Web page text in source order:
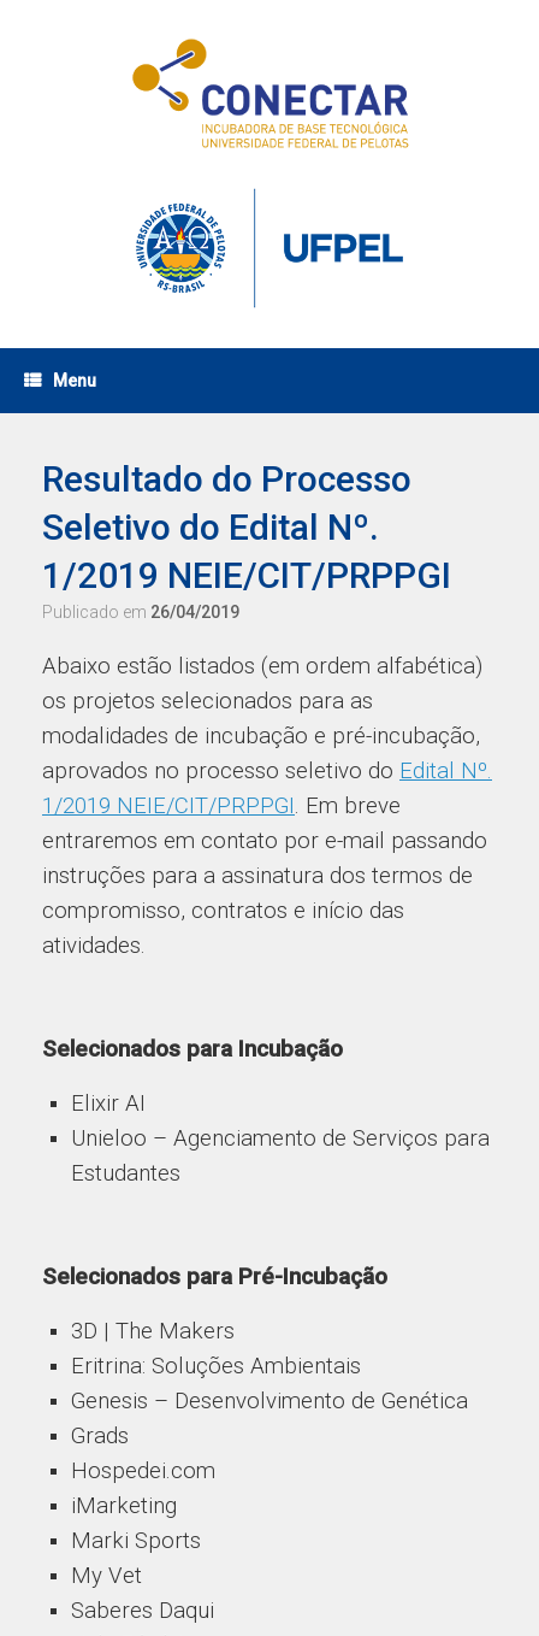
Menu
Resultado do Processo
Seletivo do Edital Nº.
1/2019 NEIE/CIT/PRPPGI
Publicado em 26/04/2019
Abaixo estão listados (em ordem alfabética)
os projetos selecionados para as
modalidades de incubação e pré-incubação,
aprovados no processo seletivo do Edital Nº.
1/2019 NEIE/CIT/PRPPGI. Em breve
entraremos em contato por e-mail passando
instruções para a assinatura dos termos de
compromisso, contratos e início das
atividades.
Selecionados para Incubação
Elixir AI
Unieloo – Agenciamento de Serviços para
Estudantes
Selecionados para Pré-Incubação
3D | The Makers
Eritrina: Soluções Ambientais
Genesis – Desenvolvimento de Genética
Grads
Hospedei.com
iMarketing
Marki Sports
My Vet
Saberes Daqui